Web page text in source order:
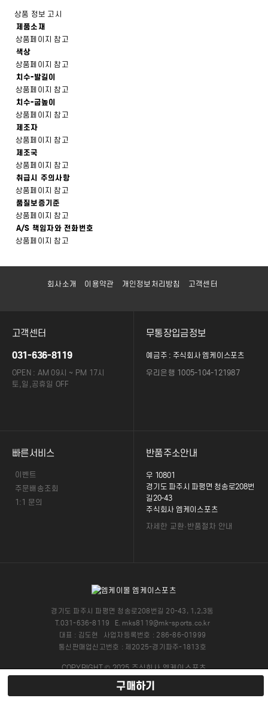
구매하기
상품 정보 고시
제품소재
상품페이지 참고
색상
상품페이지 참고
치수-발길이
상품페이지 참고
치수-굽높이
상품페이지 참고
제조자
상품페이지 참고
제조국
상품페이지 참고
취급시 주의사항
상품페이지 참고
품질보증기준
상품페이지 참고
A/S 책임자와 전화번호
상품페이지 참고
회사소개 이용약관 개인정보처리방침 고객센터
고객센터
031-636-8119
OPEN : AM 09시 ~ PM 17시
토,일,공휴일 OFF
무통장입금정보
예금주 : 주식회사 엠케이스포츠
우리은행 1005-104-121987
빠른서비스
이벤트
주문배송조회
1:1 문의
반품주소안내
우 10801
경기도 파주시 파평면 청송로208번
길20-43
주식회사 엠케이스포츠
자세한 교환·반품절차 안내
경기도 파주시 파평면 청송로208번길 20-43, 1,2,3동
T.031-636-8119
E. mks8119@mk-sports.co.kr
대표 : 김도현
사업자등록번호 : 286-86-01999
통신판매업신고번호 : 제2025-경기파주-1813호
COPYRIGHT © 2025 주식회사 엠케이스포츠
. ALL RIGHTS RESERVED.